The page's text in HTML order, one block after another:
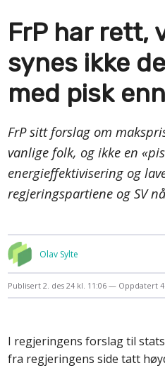
FrP har rett,
synes ikke
med pisk
FrP sitt forslag om
vanlige folk, og ikke en
energieffektivisering og
regjeringspartiene og SV
Olav Sylte
Publisert2. des 24 kl. 11:06 Oppdatert
I regjeringens forslag til
fra regjeringens side tatt